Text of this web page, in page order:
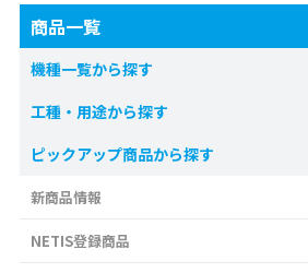
商品一覧
機種一覧から探す
工種・用途から探す
ピックアップ商品から探す
新商品情報
NETIS登録商品